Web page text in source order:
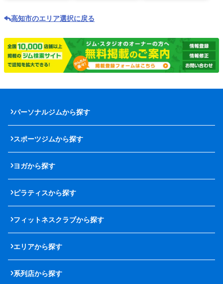
高知市のエリア選択に戻る
パーソナルジムから探す
スポーツジムから探す
ヨガから探す
ピラティスから探す
フィットネスクラブから探す
エリアから探す
系列店から探す